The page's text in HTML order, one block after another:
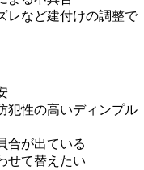
レなど建付けの調整で
犯性の高いディンプル
合が出ている
せて替えたい